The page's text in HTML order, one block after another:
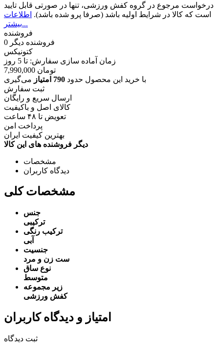
درخواست مرجوع در گروه کفش ورزشی، تنها در صورتی قابل تایید
است که کالا در شرایط اولیه باشد (صرفا پرو شده باشد). اطلاعات
بیشتر...
فروشنده
0 فروشنده دیگر
کتونیکس
زمان آماده سازی سفارش: تا 5 روز
7,990,000 تومان
با خرید این محصول حدود 790 امتیاز
می‌گیری
ثبت سفارش
ارسال سریع و رایگان
کالای اصل و باکیفیت
تعویض تا ۴۸ ساعت
پرداخت امن
بهترین کیفیت ایران
دیگر فروشنده های این کالا
مشخصات
دیدگاه کاربران
مشخصات کلی
جنس
ترکیبی
ترکیب رنگی
آبی
جنسیت
ست زن و مرد
نوع ساق
متوسط
زیر مجموعه
کفش ورزشی
امتیاز و دیدگاه کاربران
ثبت دیدگاه